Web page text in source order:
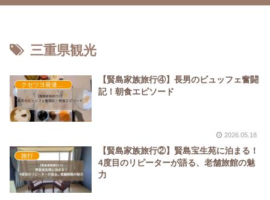
三重県観光
クセツヨ発達日記
【賢島家族旅行④】長男のビュッフェ奮闘
記！朝食エピソード
2026.05.18
旅行
【賢島家族旅行②】賢島宝生苑に泊まる！
4度目のリピーターが語る、老舗旅館の魅
力